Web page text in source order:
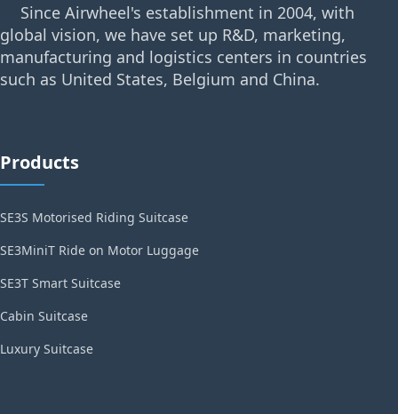
Since Airwheel's establishment in 2004, with
global vision, we have set up R&D, marketing,
manufacturing and logistics centers in countries
such as United States, Belgium and China.
Products
SE3S Motorised Riding Suitcase
SE3MiniT Ride on Motor Luggage
SE3T Smart Suitcase
Cabin Suitcase
Luxury Suitcase